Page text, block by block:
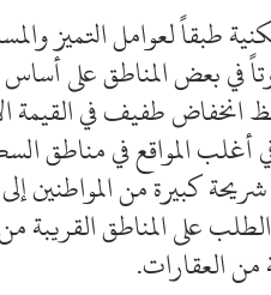
طبقاً لعوامل التميز
2024 تغيراً متفاوتاً في بعض
طفيف في القيمة
أغلب المواقع في مناطق
كبيرة من المواطنين
على المناطق القريبة
العقارات.